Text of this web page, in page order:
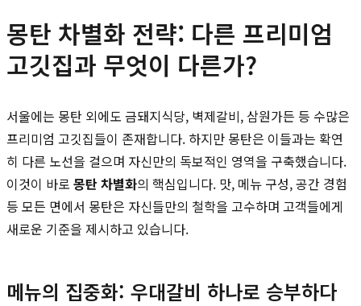
몽탄 차별화 전략: 다른 프리미엄
고깃집과 무엇이 다른가?
서울에는 몽탄 외에도 금돼지식당, 벽제갈비, 삼원가든 등 수많은
프리미엄 고깃집들이 존재합니다. 하지만 몽탄은 이들과는 확연
히 다른 노선을 걸으며 자신만의 독보적인 영역을 구축했습니다.
이것이 바로 몽탄 차별화의 핵심입니다. 맛, 메뉴 구성, 공간 경험
등 모든 면에서 몽탄은 자신들만의 철학을 고수하며 고객들에게
새로운 기준을 제시하고 있습니다.
메뉴의 집중화: 우대갈비 하나로 승부하다